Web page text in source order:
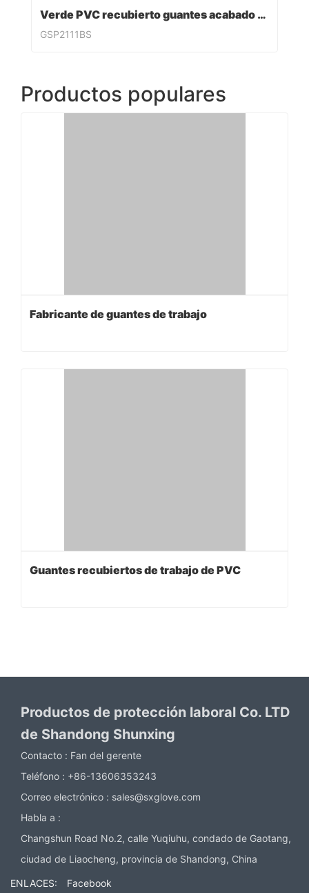
Verde PVC recubierto guantes acabado sandy
GSP2111BS
Productos populares
Fabricante de guantes de trabajo
Guantes recubiertos de trabajo de PVC
Productos de protección laboral Co. LTD
de Shandong Shunxing
Contacto : Fan del gerente
Teléfono : +86-13606353243
Correo electrónico : sales@sxglove.com
Habla a :
Changshun Road No.2, calle Yuqiuhu, condado de Gaotang,
ciudad de Liaocheng, provincia de Shandong, China
ENLACES: Facebook